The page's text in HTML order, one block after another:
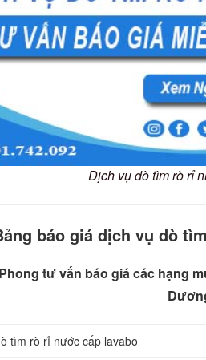
Dịch vụ dò tìm rò rỉ
báo giá dịch vụ dò
tư vấn báo giá các hạng
tìm rò rỉ nước cấp lavabo